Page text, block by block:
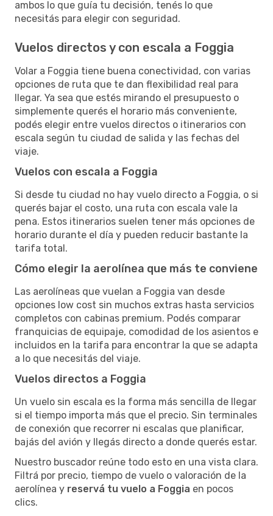
ambos lo que guía tu decisión, tenés lo que
necesitás para elegir con seguridad.
Vuelos directos y con escala a Foggia
Volar a Foggia tiene buena conectividad, con varias
opciones de ruta que te dan flexibilidad real para
llegar. Ya sea que estés mirando el presupuesto o
simplemente querés el horario más conveniente,
podés elegir entre vuelos directos o itinerarios con
escala según tu ciudad de salida y las fechas del
viaje.
Vuelos con escala a Foggia
Si desde tu ciudad no hay vuelo directo a Foggia, o si
querés bajar el costo, una ruta con escala vale la
pena. Estos itinerarios suelen tener más opciones de
horario durante el día y pueden reducir bastante la
tarifa total.
Cómo elegir la aerolínea que más te conviene
Las aerolíneas que vuelan a Foggia van desde
opciones low cost sin muchos extras hasta servicios
completos con cabinas premium. Podés comparar
franquicias de equipaje, comodidad de los asientos e
incluidos en la tarifa para encontrar la que se adapta
a lo que necesitás del viaje.
Vuelos directos a Foggia
Un vuelo sin escala es la forma más sencilla de llegar
si el tiempo importa más que el precio. Sin terminales
de conexión que recorrer ni escalas que planificar,
bajás del avión y llegás directo a donde querés estar.
Nuestro buscador reúne todo esto en una vista clara.
Filtrá por precio, tiempo de vuelo o valoración de la
aerolínea y reservá tu vuelo a Foggia en pocos
clics.